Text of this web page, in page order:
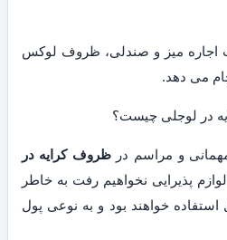
اجاره میز و صندلی، ظروف لوکس
می دهد.
در لوجلی چیست؟
و مراسم درظروف کرایه در
پذیرایی نخواهیم رفت به خاطر
خواهند بود و به نوعی پول